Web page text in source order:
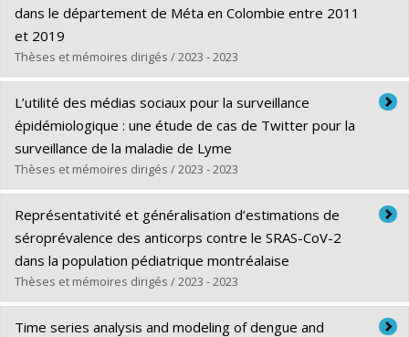
Diplôme obtenu :M. Sc.
Lien vers le document dans Papyrus
dans le département de Méta en Colombie entre 2011
et 2019
Thèses et mémoires dirigés / 2023 - 2023
Diplômé(e) :Berkat, Rawda
Cycle :Maîtrise
Diplôme obtenu :M. Sc.
Lien vers le document dans Papyrus
L’utilité des médias sociaux pour la surveillance
épidémiologique : une étude de cas de Twitter pour la
surveillance de la maladie de Lyme
Thèses et mémoires dirigés / 2023 - 2023
Diplômé(e) :Laison, Elda Kokoe Elolo
Cycle :Maîtrise
Diplôme obtenu :M. Sc.
Lien vers le document dans Papyrus
Représentativité et généralisation d’estimations de
séroprévalence des anticorps contre le SRAS-CoV-2
dans la population pédiatrique montréalaise
Thèses et mémoires dirigés / 2023 - 2023
Diplômé(e) :Saucier, Adrien
Time series analysis and modeling of dengue and